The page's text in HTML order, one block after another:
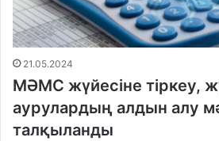
21.05.2024
МӘМС жүйесіне тіркеу,
аурулардың алдын алу
талқыланды